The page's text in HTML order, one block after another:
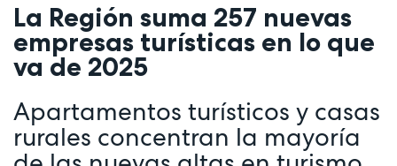
La Región suma 257 nuevas
empresas turísticas en lo que
va de 2025
Apartamentos turísticos y casas
rurales concentran la mayoría